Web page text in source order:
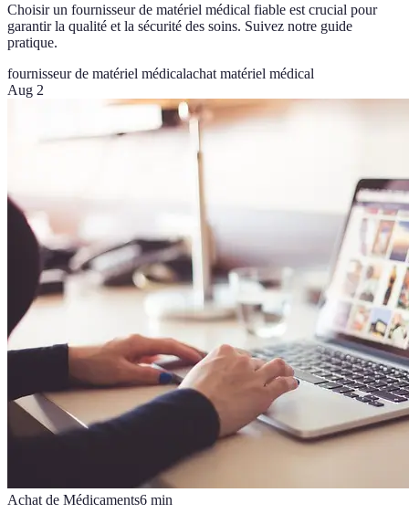
Choisir un fournisseur de matériel médical fiable est crucial pour
garantir la qualité et la sécurité des soins. Suivez notre guide
pratique.
fournisseur de matériel médicalachat matériel médical
Aug 2
Achat de Médicaments6 min